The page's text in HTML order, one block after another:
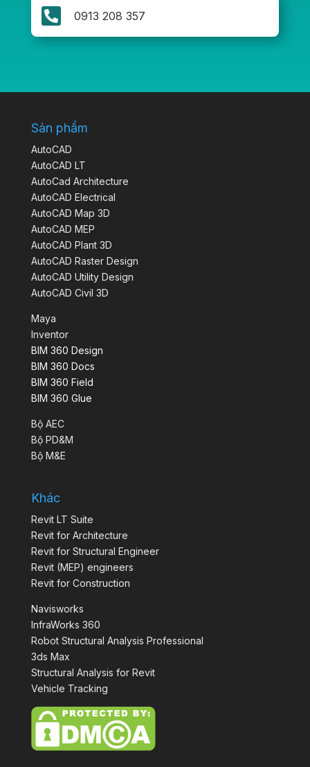
 0913 208 357
Sản phẩm
AutoCAD
AutoCAD LT
AutoCad Architecture
AutoCAD Electrical
AutoCAD Map 3D
AutoCAD MEP
AutoCAD Plant 3D
AutoCAD Raster Design
AutoCAD Utility Design
AutoCAD Civil 3D
Maya
Inventor
BIM 360 Design
BIM 360 Docs
BIM 360 Field
BIM 360 Glue
Bộ AEC
Bộ PD&M
Bộ M&E
Khác
Revit LT Suite
Revit for Architecture
Revit for Structural Engineer
Revit (MEP) engineers
Revit for Construction
Navisworks
InfraWorks 360
Robot Structural Analysis Professional
3ds Max
Structural Analysis for Revit
Vehicle Tracking